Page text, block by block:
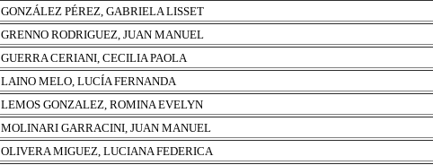
GONZÁLEZ PÉREZ, GABRIELA LISSET
GRENNO RODRIGUEZ, JUAN MANUEL
GUERRA CERIANI, CECILIA PAOLA
LAINO MELO, LUCÍA FERNANDA
LEMOS GONZALEZ, ROMINA EVELYN
MOLINARI GARRACINI, JUAN MANUEL
OLIVERA MIGUEZ, LUCIANA FEDERICA